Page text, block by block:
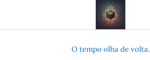
o
O tempo olha de volta.